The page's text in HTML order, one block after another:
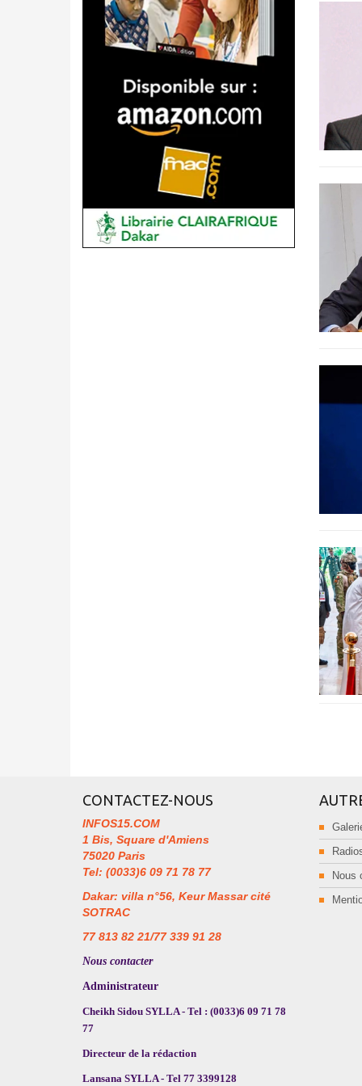
CONTACTEZ-NOUS
INFOS15.COM
1 Bis, Square d'Amiens
75020 Paris
Tel: (0033)6 09 71 78 77
Dakar: villa n°56, Keur Massar cité
SOTRAC
77 813 82 21/77 339 91 28
Nous contacter
Administrateur
Cheikh Sidou SYLLA - Tel : (0033)6 09 71 78
77
Directeur de la rédaction
Lansana SYLLA - Tel 77 3399128
Nous